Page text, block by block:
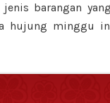
jenis barangan
hujung minggu